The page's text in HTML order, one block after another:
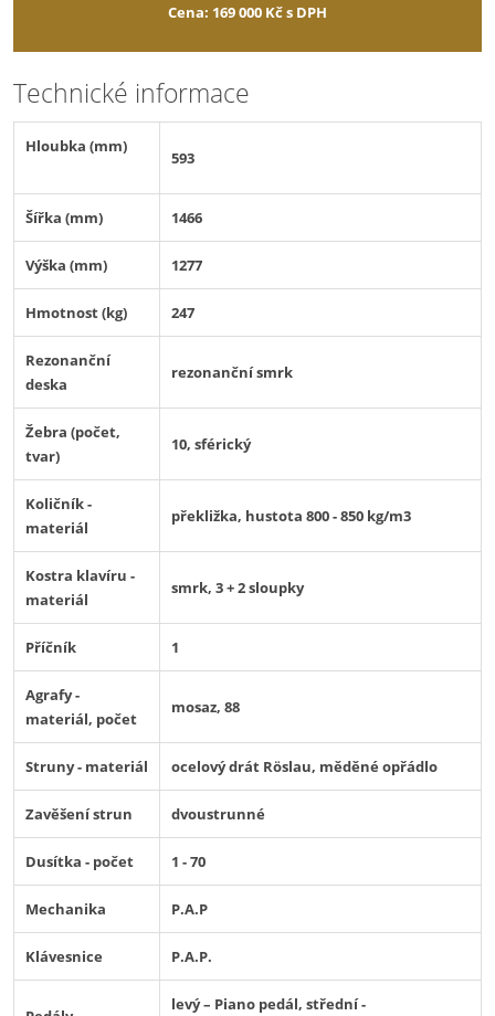
Cena: 169 000 Kč s DPH
Technické informace
Hloubka (mm)
593
Šířka (mm) 1466
Výška (mm) 1277
Hmotnost (kg) 247
Rezonanční
deska
rezonanční smrk
Žebra (počet,
tvar)
10, sférický
Količník -
materiál
překližka, hustota 800 - 850 kg/m3
Kostra klavíru -
materiál
smrk, 3 + 2 sloupky
Příčník 1
Agrafy -
materiál, počet
mosaz, 88
Struny - materiál ocelový drát Röslau, měděné opřádlo
Zavěšení strun dvoustrunné
Dusítka - počet 1 - 70
Mechanika P.A.P
Klávesnice P.A.P.
levý – Piano pedál, střední -